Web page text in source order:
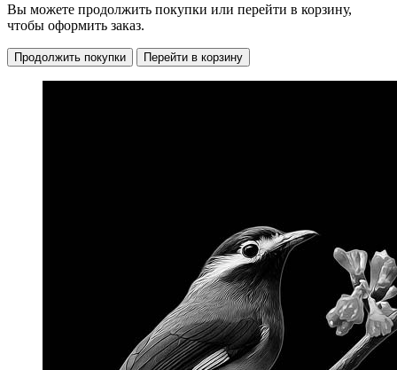
Вы можете продолжить покупки или перейти в корзину,
чтобы оформить заказ.
Продолжить покупки Перейти в корзину